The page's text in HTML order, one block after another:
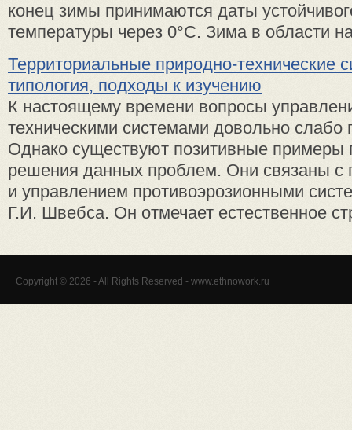
конец зимы принимаются даты
температуры через 0°С. Зима в области
Территориальные природно-технические
типология, подходы к изучению
К настоящему времени вопросы
техническими системами довольно слабо
Однако существуют позитивные примеры
решения данных проблем. Они связаны с
и управлением противоэрозионными
Г.И. Швебса. Он отмечает естественное
Copyright © 2026 - All Rights Reserved - www.ethnowork.ru